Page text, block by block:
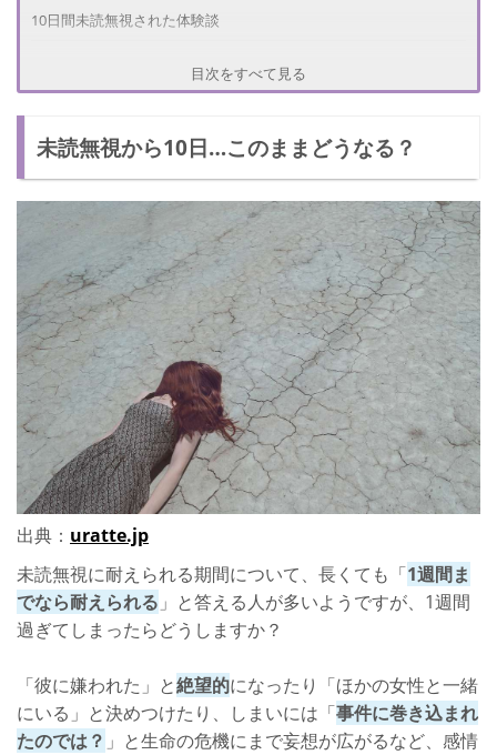
10日間未読無視された体験談
LINE連打で関係が終わった
連絡するタイミングを見図ろう！
目次をすべて見る
未読無視から10日…このままどうなる？
出典： uratte.jp
未読無視に耐えられる期間について、長くても「1週間ま
でなら耐えられる 」と答える人が多いようですが、1週間
過ぎてしまったらどうしますか？
「彼に嫌われた」と絶望的になったり「ほかの女性と一緒
にいる」と決めつけたり、しまいには「事件に巻き込まれ
たのでは？ 」と生命の危機にまで妄想が広がるなど、感情